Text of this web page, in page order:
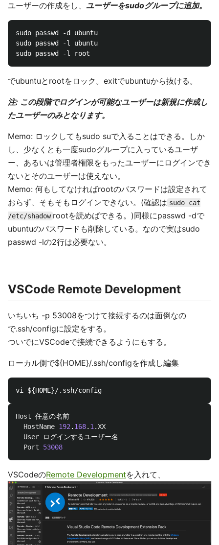
ユーザーの作成をし、 ユーザーをsudoグループに追加。
sudo passwd -d ubuntu
sudo passwd -l ubuntu
でubuntuとrootをロック。exitでubuntuから抜ける。
注: この段階でログインが可能なユーザーは新規に作成し
たユーザーのみとなります。
Memo: ロックしてもsudo suで入ることはできる。しか
し、少なくとも一度sudoグループに入っているユーザ
ー、あるいは管理者権限をもったユーザーにログインでき
ないとそのユーザーは使えない。
Memo: 何もしてなければrootのパスワードは設定されて
おらず、そもそもログインできない。(確認は sudo cat
/etc/shadow rootを読めばできる。)同様にpasswd -dで
ubuntuのパスワードも削除している。なので実はsudo
passwd -lの2行は必要ない。
VSCode Remote Development
いちいち -p 53008をつけて接続するのは面倒なの
で.ssh/configに設定をする。
ついでにVSCodeで接続できるようにもする。
ローカル側で${HOME}/.ssh/configを作成し編集
Host 任意の名前
HostName 192 . 168. 1 .XX
User ログインするユーザー名
Port
53008
VSCodeのRemote Developmentを入れて、